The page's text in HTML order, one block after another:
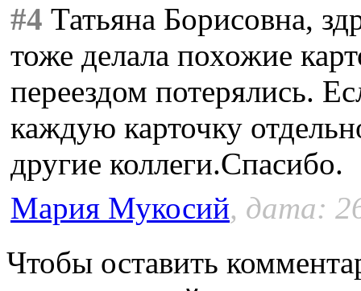
#4 Татьяна Борисовна,
тоже делала похожие
переездом потерялись.
каждую карточку
другие коллеги.Спасибо.
Мария Мукосий, дата:
Чтобы оставить